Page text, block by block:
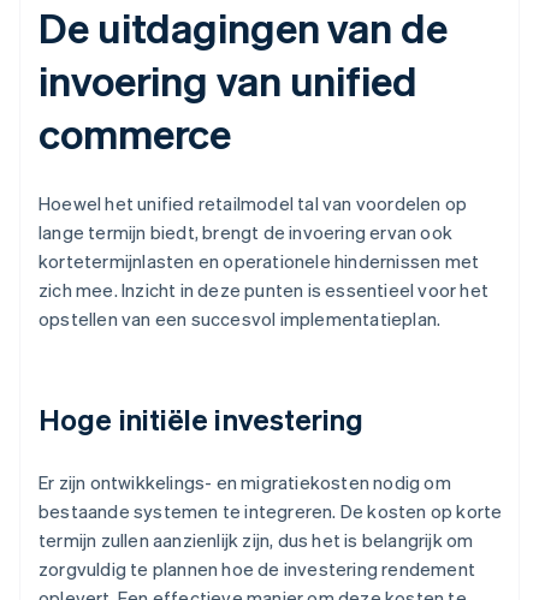
De uitdagingen van de
invoering van unified
commerce
Hoewel het unified retailmodel tal van voordelen op
lange termijn biedt, brengt de invoering ervan ook
kortetermijnlasten en operationele hindernissen met
zich mee. Inzicht in deze punten is essentieel voor het
opstellen van een succesvol implementatieplan.
Hoge initiële investering
Er zijn ontwikkelings- en migratiekosten nodig om
bestaande systemen te integreren. De kosten op korte
termijn zullen aanzienlijk zijn, dus het is belangrijk om
zorgvuldig te plannen hoe de investering rendement